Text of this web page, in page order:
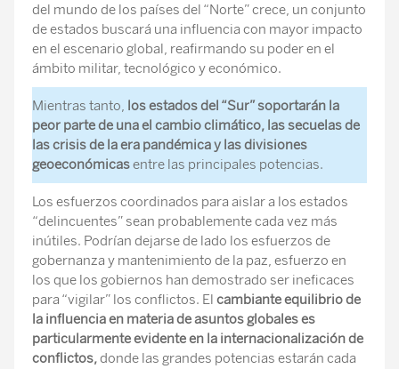
del mundo de los países del “Norte” crece, un conjunto
de estados buscará una influencia con mayor impacto
en el escenario global, reafirmando su poder en el
ámbito militar, tecnológico y económico.
Mientras tanto, los estados del “Sur” soportarán la
peor parte de una el cambio climático, las secuelas de
las crisis de la era pandémica y las divisiones
geoeconómicasentre las principales potencias.
Los esfuerzos coordinados para aislar a los estados
“delincuentes” sean probablemente cada vez más
inútiles. Podrían dejarse de lado los esfuerzos de
gobernanza y mantenimiento de la paz, esfuerzo en
los que los gobiernos han demostrado ser ineficaces
para “vigilar” los conflictos. El cambiante equilibrio de
la influencia en materia de asuntos globales es
particularmente evidente en la internacionalización de
conflictos,donde las grandes potencias estarán cada